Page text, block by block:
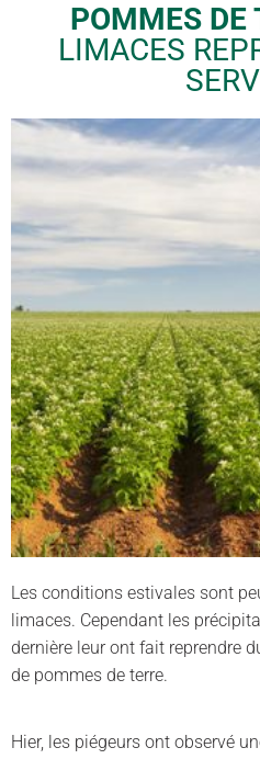
POMMES DE
LIMACES
Les conditions estivales sont
limaces. Cependant les
dernière leur ont fait reprendre
de pommes de terre.
Hier, les piégeurs ont observé